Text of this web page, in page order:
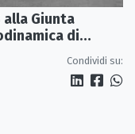
alla Giunta
di
Condividi su: